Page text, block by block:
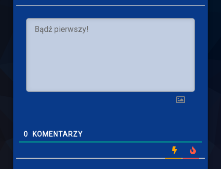
0 KOMENTARZY